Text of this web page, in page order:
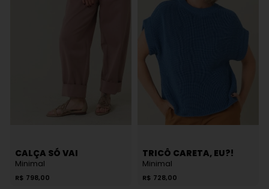
R$ 798,00
Minimal
CALÇA SÓ VAI
R$ 728,00
Minimal
TRICÔ CARETA, EU?!